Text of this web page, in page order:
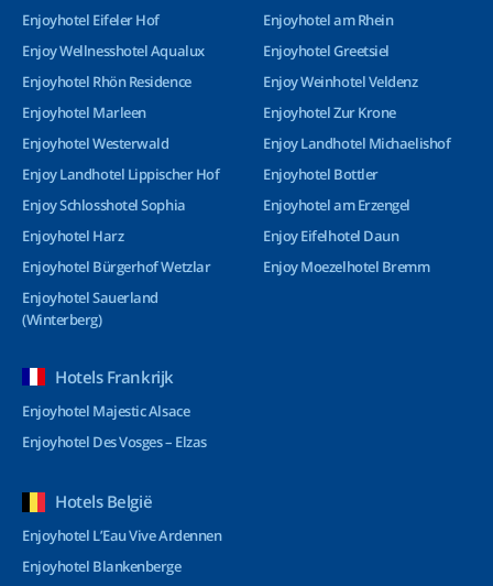
Enjoyhotel Eifeler Hof
Enjoy Wellnesshotel Aqualux
Enjoyhotel Rhön Residence
Enjoyhotel Marleen
Enjoyhotel Westerwald
Enjoy Landhotel Lippischer Hof
Enjoy Schlosshotel Sophia
Enjoyhotel Harz
Enjoyhotel Bürgerhof Wetzlar
Enjoyhotel Sauerland
(Winterberg)
Enjoyhotel am Rhein
Enjoyhotel Greetsiel
Enjoy Weinhotel Veldenz
Enjoyhotel Zur Krone
Enjoy Landhotel Michaelishof
Enjoyhotel Bottler
Enjoyhotel am Erzengel
Enjoy Eifelhotel Daun
Enjoy Moezelhotel Bremm
Hotels Frankrijk
Enjoyhotel Majestic Alsace
Enjoyhotel Des Vosges – Elzas
Hotels België
Enjoyhotel L’Eau Vive Ardennen
Enjoyhotel Blankenberge